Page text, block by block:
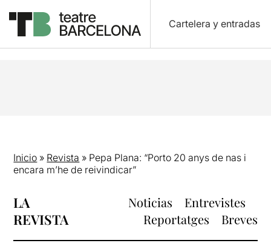
Cartelera y entradas
Inicio » Revista » Pepa Plana: “Porto 20 anys de nas i
encara m’he de reivindicar”
LA
REVISTA
Noticias
Entrevistes
Reportatges
Breves